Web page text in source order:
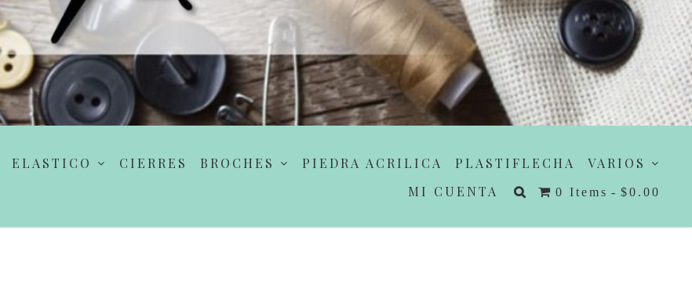
ELASTICO CIERRES BROCHES PIEDRA ACRILICA PLASTIFLECHA
VARIOS
MI CUENTA
0 Items $0.00